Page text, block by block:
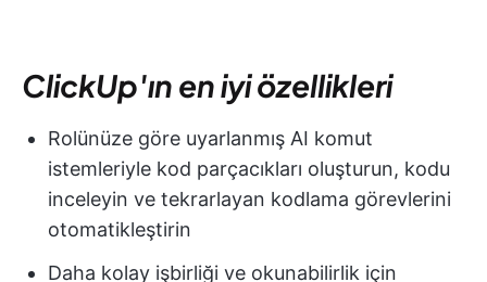
ClickUp'ın en iyi özellikleri
Rolünüze göre uyarlanmış AI komut
istemleriyle kod parçacıkları oluşturun, kodu
inceleyin ve tekrarlayan kodlama görevlerini
otomatikleştirin
Daha kolay işbirliği ve okunabilirlik için